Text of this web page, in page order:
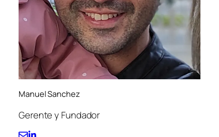
Manuel Sanchez
Gerente y Fundador